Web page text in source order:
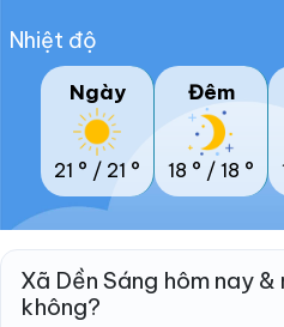
Nhiệt độ
Ngày
21 ° / 21 °
Đêm
18 ° / 18 °
Xã Dền Sáng hôm nay
không?